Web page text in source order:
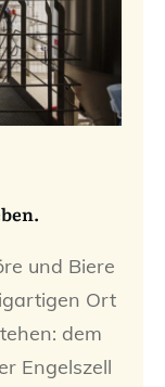
und Biere
Ort
dem
Engelszell